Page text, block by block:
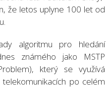
že letos uplyne 100 let od
algoritmu pro hledání
známého jako MSTP
který se využívá
po celém